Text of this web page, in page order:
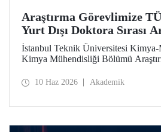
Araştırma Görevlimize
Yurt Dışı Doktora Sırası
İstanbul Teknik Üniversitesi
Kimya Mühendisliği Bölümü
Araştırma Bursu kapsamında
10 Haz 2026 Akademik